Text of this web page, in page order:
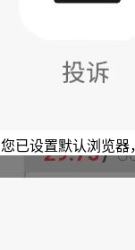
已设置默认浏览